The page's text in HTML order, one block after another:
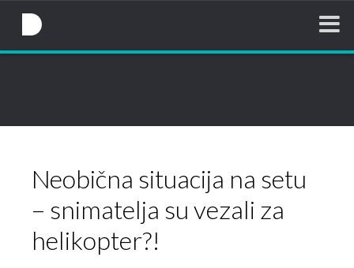
Neobična situacija na setu
– snimatelja su vezali za
helikopter?!